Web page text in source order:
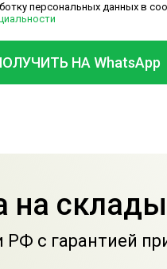
персональных данных в
НА WhatsApp
на
РФ с гарантией